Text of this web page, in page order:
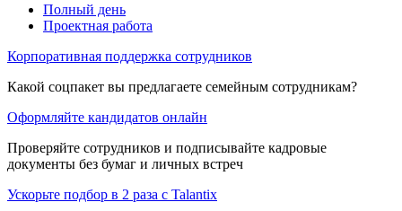
Полный день
Проектная работа
Корпоративная поддержка сотрудников
Какой соцпакет вы предлагаете семейным сотрудникам?
Оформляйте кандидатов онлайн
Проверяйте сотрудников и подписывайте кадровые
документы без бумаг и личных встреч
Ускорьте подбор в 2 раза с Talantix